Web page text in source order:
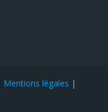
Mentions légales |